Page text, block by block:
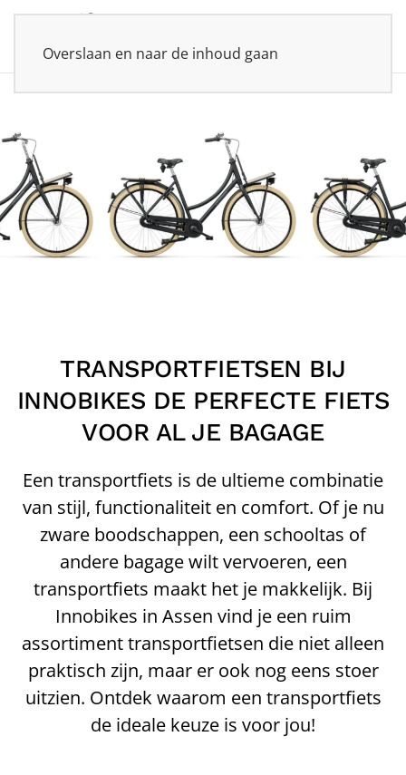
Overslaan en naar de inhoud gaan
TRANSPORTFIETSEN BIJ
INNOBIKES DE PERFECTE FIETS
VOOR AL JE BAGAGE
Een transportfiets is de ultieme combinatie
van stijl, functionaliteit en comfort. Of je nu
zware boodschappen, een schooltas of
andere bagage wilt vervoeren, een
transportfiets maakt het je makkelijk. Bij
Innobikes in Assen vind je een ruim
assortiment transportfietsen die niet alleen
praktisch zijn, maar er ook nog eens stoer
uitzien. Ontdek waarom een transportfiets
de ideale keuze is voor jou!